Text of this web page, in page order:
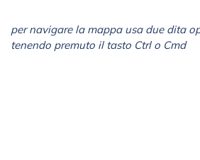
per navigare la mappa usa due dita
tenendo premuto il tasto Ctrl o Cmd